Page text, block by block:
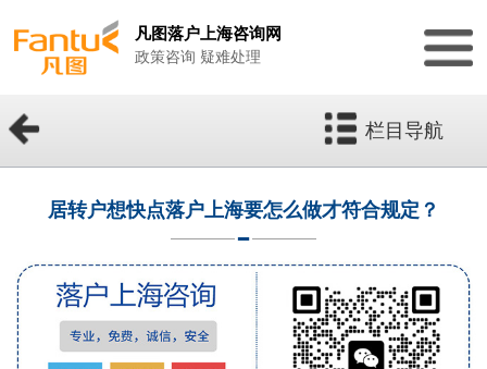
凡图落户上海咨询网
政策咨询 疑难处理
栏目导航
居转户想快点落户上海要怎么做才符合规定？